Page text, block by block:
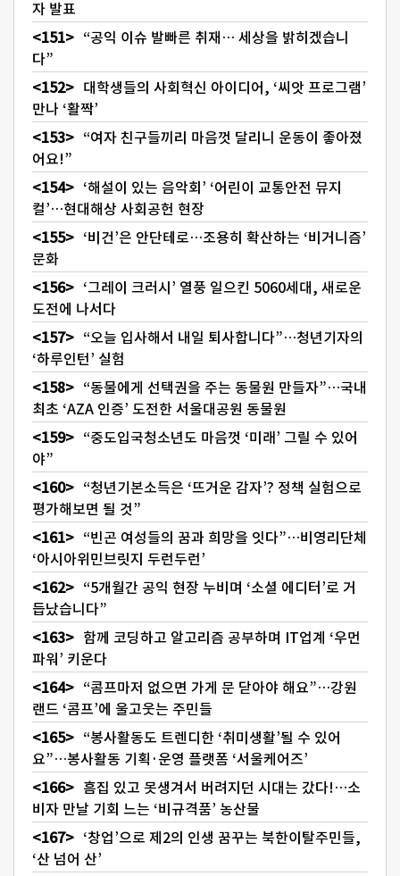
자 발표
“공익 이슈 발빠른 취재… 세상을 밝히겠습니
다”
대학생들의 사회혁신 아이디어, ‘씨앗 프로그램’
만나 ‘활짝’
“여자 친구들끼리 마음껏 달리니 운동이 좋아졌
어요!”
‘해설이 있는 음악회’ ‘어린이 교통안전 뮤지
컬’…현대해상 사회공헌 현장
‘비건’은 안단테로…조용히 확산하는 ‘비거니즘’
문화
‘그레이 크러시’ 열풍 일으킨 5060세대, 새로운
도전에 나서다
“오늘 입사해서 내일 퇴사합니다”…청년기자의
‘하루인턴’ 실험
“동물에게 선택권을 주는 동물원 만들자”…국내
최초 ‘AZA 인증’ 도전한 서울대공원 동물원
“중도입국청소년도 마음껏 ‘미래’ 그릴 수 있어
야”
“청년기본소득은 ‘뜨거운 감자’? 정책 실험으로
평가해보면 될 것”
“빈곤 여성들의 꿈과 희망을 잇다”…비영리단체
‘아시아위민브릿지 두런두런’
“5개월간 공익 현장 누비며 ‘소셜 에디터’로 거
듭났습니다”
함께 코딩하고 알고리즘 공부하며 IT업계 ‘우먼
파워’ 키운다
“콤프마저 없으면 가게 문 닫아야 해요”…강원
랜드 ‘콤프’에 울고웃는 주민들
“봉사활동도 트렌디한 ‘취미생활’될 수 있어
요”…봉사활동 기획·운영 플랫폼 ‘서울케어즈’
흠집 있고 못생겨서 버려지던 시대는 갔다!…소
비자 만날 기회 느는 ‘비규격품’ 농산물
‘창업’으로 제2의 인생 꿈꾸는 북한이탈주민들,
‘산 넘어 산’